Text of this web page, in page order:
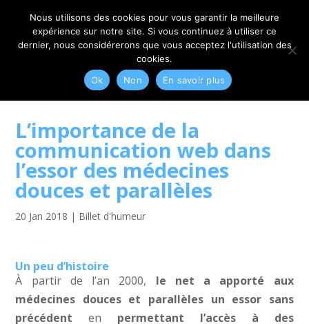
06 79 42 10 00 CONTACT@MYRIAM-CORBET.NET
L’importance de la
communication web dans
l’essor des médecines
douces et parallèles
20 Jan 2018 | Billet d'humeur
Un peu d’histoire
À partir de l’an 2000, le net a apporté aux
médecines douces et parallèles un essor sans
précédent en permettant l’accès à des
Nous utilisons des cookies pour vous garantir la meilleure
expérience sur notre site. Si vous continuez à utiliser ce
dernier, nous considérerons que vous acceptez l'utilisation des
cookies.
Ok
Non En savoir plus